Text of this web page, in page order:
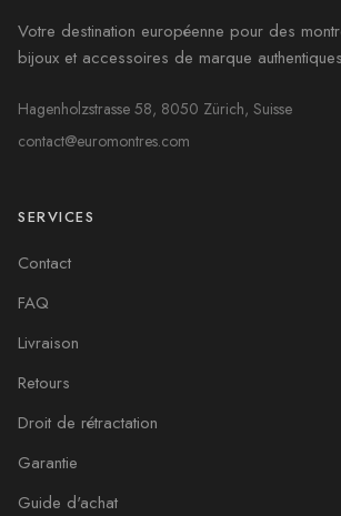
Votre destination européenne pour des
bijoux et accessoires de marque
Hagenholzstrasse 58, 8050 Zürich, Suisse
contact@euromontres.com
SERVICES
Contact
FAQ
Livraison
Retours
Droit de rétractation
Garantie
Guide d'achat